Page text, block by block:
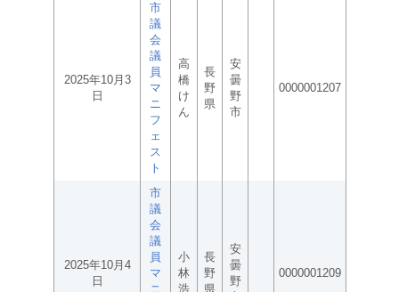
2025年10月3
日
市
議
会
議
員
マ
ニ
フ
ェ
ス
ト
高
橋
け
ん
長
野
県
安
曇
野
市
0000001207
2025年10月4
日
市
議
会
議
員
マ
ニ
小
林
浩
長
野
県
安
曇
野
0000001209